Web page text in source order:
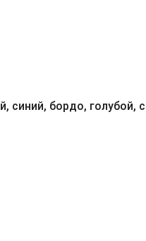
бордо, голубой,